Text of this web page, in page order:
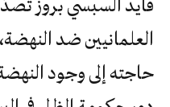
قايد السبسي بروز
العلمانيين ضد
حاجته إلى وجود